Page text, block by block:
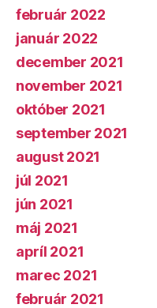
február 2022
január 2022
december 2021
november 2021
október 2021
september 2021
august 2021
júl 2021
jún 2021
máj 2021
apríl 2021
marec 2021
február 2021